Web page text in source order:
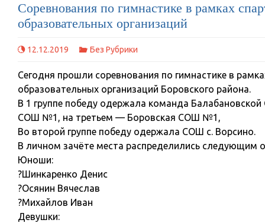
Соревнования по гимнастике в рамках
образовательных организаций
12.12.2019 Без Рубрики
Сегодня прошли соревнования по гимнастике в
образовательных организаций Боровского района.
В 1 группе победу одержала команда
СОШ №1, на третьем — Боровская СОШ №1,
Во второй группе победу одержала СОШ с. Ворсино.
В личном зачёте места распределились следующим
Юноши:
?Шинкаренко Денис
?Осянин Вячеслав
?Михайлов Иван
Девушки: